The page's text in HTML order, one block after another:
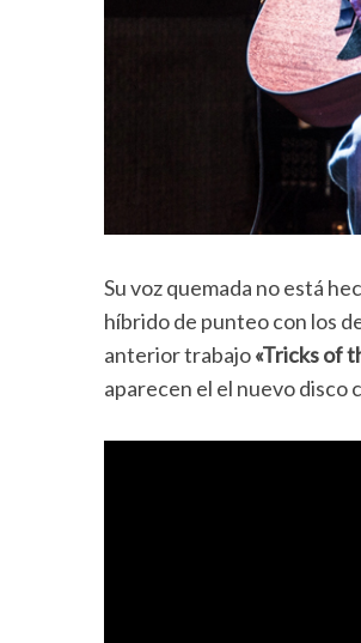
Su voz quemada no está
híbrido de punteo con los
anterior trabajo«Tricks of
aparecen el el nuevo disco